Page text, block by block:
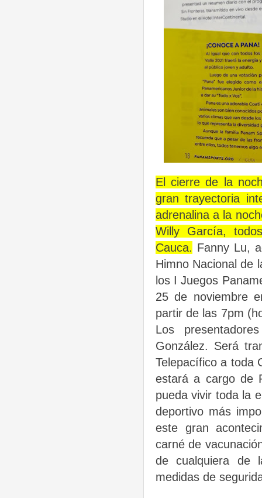
El cierre de la
gran trayectoria
adrenalina a la
Willy García,
Cauca. Fanny Lu,
Himno Nacional de
los I Juegos
25 de noviembre
partir de las 7pm
Los
González. Será
Telepacífico a toda
estará a cargo de
pueda vivir toda la
deportivo más
este gran
carné de
de cualquiera de
medidas de